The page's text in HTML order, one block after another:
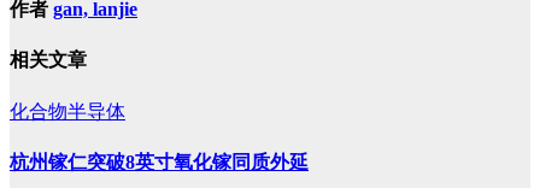
作者 gan, lanjie
相关文章
化合物半导体
杭州镓仁突破8英寸氧化镓同质外延